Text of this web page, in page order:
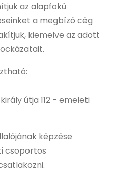
az alapfokú
a megbízó cég
kiemelve az adott
útja 112 - emeleti
képzése
csoportos